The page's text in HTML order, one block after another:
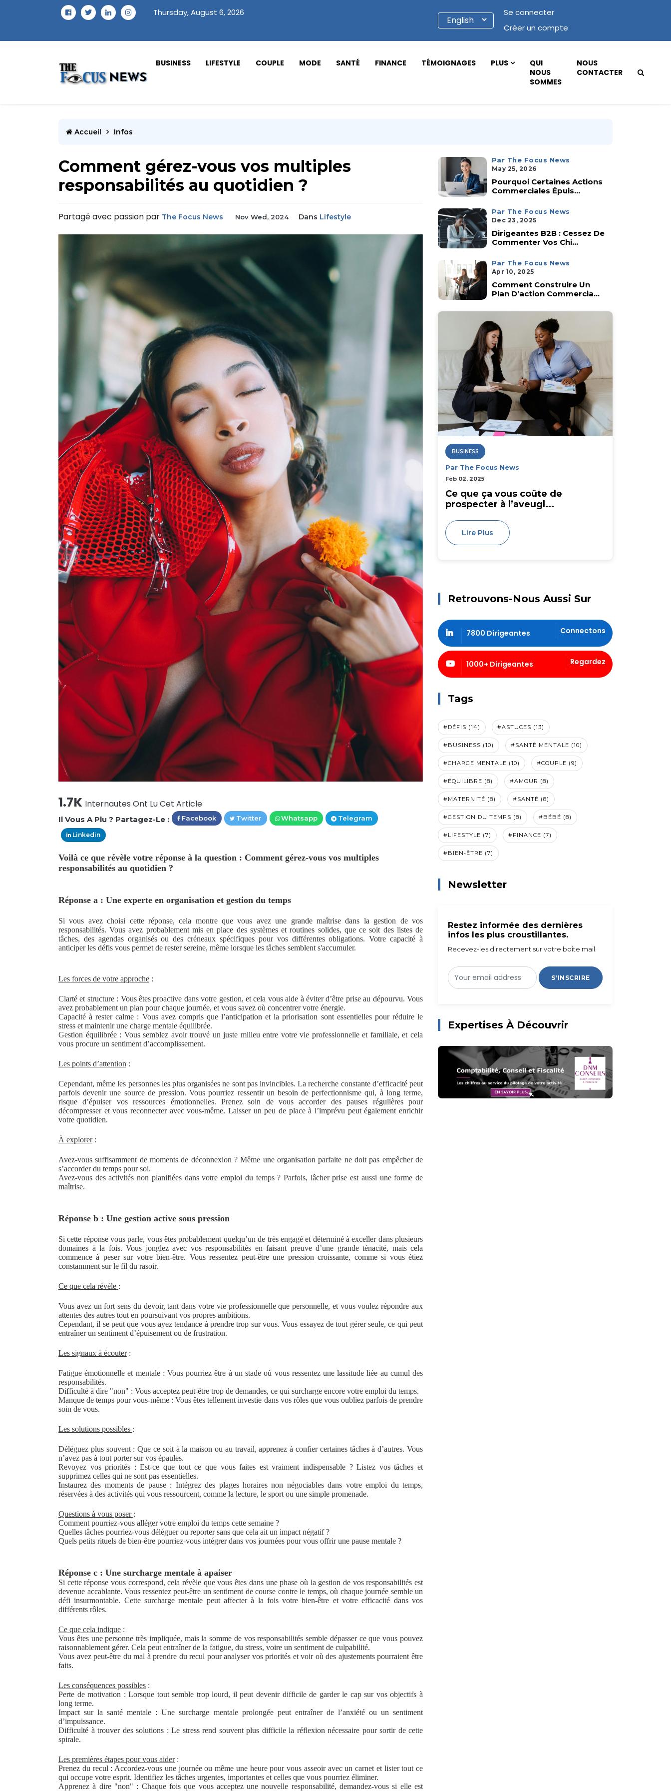
Thursday, August 6, 2026
Se connecter
Créer un compte
BUSINESS LIFESTYLE COUPLE MODE SANTÉ FINANCE TÉMOIGNAGES PLUS
QUI
NOUS
SOMMES
NOUS
CONTACTER
Accueil Infos
Comment gérez-vous vos multiples
responsabilités au quotidien ?
Partagé avec passion par The Focus News Nov Wed, 2024 Dans Lifestyle
1.7K Internautes Ont Lu Cet Article
Il Vous A Plu ? Partagez-Le : Facebook Twitter Whatsapp Telegram
Linkedin
Voilà ce que révèle votre réponse à la question : Comment gérez-vous vos multiples
responsabilités au quotidien ?
Réponse a : Une experte en organisation et gestion du temps
Si vous avez choisi cette réponse, cela montre que vous avez une grande maîtrise dans la gestion de vos
responsabilités. Vous avez probablement mis en place des systèmes et routines solides, que ce soit des listes de
tâches, des agendas organisés ou des créneaux spécifiques pour vos différentes obligations. Votre capacité à
anticiper les défis vous permet de rester sereine, même lorsque les tâches semblent s'accumuler.
Les forces de votre approche :
Clarté et structure : Vous êtes proactive dans votre gestion, et cela vous aide à éviter d’être prise au dépourvu. Vous
avez probablement un plan pour chaque journée, et vous savez où concentrer votre énergie.
Capacité à rester calme : Vous avez compris que l’anticipation et la priorisation sont essentielles pour réduire le
stress et maintenir une charge mentale équilibrée.
Gestion équilibrée : Vous semblez avoir trouvé un juste milieu entre votre vie professionnelle et familiale, et cela
vous procure un sentiment d’accomplissement.
Les points d’attention :
Cependant, même les personnes les plus organisées ne sont pas invincibles. La recherche constante d’efficacité peut
parfois devenir une source de pression. Vous pourriez ressentir un besoin de perfectionnisme qui, à long terme,
risque d’épuiser vos ressources émotionnelles. Prenez soin de vous accorder des pauses régulières pour
décompresser et vous reconnecter avec vous-même. Laisser un peu de place à l’imprévu peut également enrichir
votre quotidien.
À explorer:
Avez-vous suffisamment de moments de déconnexion ? Même une organisation parfaite ne doit pas empêcher de
s’accorder du temps pour soi.
Avez-vous des activités non planifiées dans votre emploi du temps ? Parfois, lâcher prise est aussi une forme de
maîtrise.
Réponse b : Une gestion active sous pression
Si cette réponse vous parle, vous êtes probablement quelqu’un de très engagé et déterminé à exceller dans plusieurs
domaines à la fois. Vous jonglez avec vos responsabilités en faisant preuve d’une grande ténacité, mais cela
commence à peser sur votre bien-être. Vous ressentez peut-être une pression croissante, comme si vous étiez
constamment sur le fil du rasoir.
Ce que cela révèle :
Vous avez un fort sens du devoir, tant dans votre vie professionnelle que personnelle, et vous voulez répondre aux
attentes des autres tout en poursuivant vos propres ambitions.
Cependant, il se peut que vous ayez tendance à prendre trop sur vous. Vous essayez de tout gérer seule, ce qui peut
entraîner un sentiment d’épuisement ou de frustration.
Les signaux à écouter:
Fatigue émotionnelle et mentale : Vous pourriez être à un stade où vous ressentez une lassitude liée au cumul des
responsabilités.
Difficulté à dire "non" : Vous acceptez peut-être trop de demandes, ce qui surcharge encore votre emploi du temps.
Manque de temps pour vous-même : Vous êtes tellement investie dans vos rôles que vous oubliez parfois de prendre
soin de vous.
Les solutions possibles :
Déléguez plus souvent : Que ce soit à la maison ou au travail, apprenez à confier certaines tâches à d’autres. Vous
n’avez pas à tout porter sur vos épaules.
Revoyez vos priorités : Est-ce que tout ce que vous faites est vraiment indispensable ? Listez vos tâches et
supprimez celles qui ne sont pas essentielles.
Instaurez des moments de pause : Intégrez des plages horaires non négociables dans votre emploi du temps,
réservées à des activités qui vous ressourcent, comme la lecture, le sport ou une simple promenade.
Questions à vous poser :
Comment pourriez-vous alléger votre emploi du temps cette semaine ?
Quelles tâches pourriez-vous déléguer ou reporter sans que cela ait un impact négatif ?
Quels petits rituels de bien-être pourriez-vous intégrer dans vos journées pour vous offrir une pause mentale ?
Réponse c : Une surcharge mentale à apaiser
Si cette réponse vous correspond, cela révèle que vous êtes dans une phase où la gestion de vos responsabilités est
devenue accablante. Vous ressentez peut-être un sentiment de course contre le temps, où chaque journée semble un
défi insurmontable. Cette surcharge mentale peut affecter à la fois votre bien-être et votre efficacité dans vos
différents rôles.
Ce que cela indique :
Vous êtes une personne très impliquée, mais la somme de vos responsabilités semble dépasser ce que vous pouvez
raisonnablement gérer. Cela peut entraîner de la fatigue, du stress, voire un sentiment de culpabilité.
Vous avez peut-être du mal à prendre du recul pour analyser vos priorités et voir où des ajustements pourraient être
faits.
Les conséquences possibles :
Perte de motivation : Lorsque tout semble trop lourd, il peut devenir difficile de garder le cap sur vos objectifs à
long terme.
Impact sur la santé mentale : Une surcharge mentale prolongée peut entraîner de l’anxiété ou un sentiment
d’impuissance.
Difficulté à trouver des solutions : Le stress rend souvent plus difficile la réflexion nécessaire pour sortir de cette
spirale.
Les premières étapes pour vous aider:
Prenez du recul : Accordez-vous une journée ou même une heure pour vous asseoir avec un carnet et lister tout ce
qui occupe votre esprit. Identifiez les tâches urgentes, importantes et celles que vous pourriez éliminer.
Apprenez à dire "non" : Chaque fois que vous acceptez une nouvelle responsabilité, demandez-vous si elle est
Par The Focus News
May 25, 2026
Pourquoi Certaines Actions
Commerciales Épuis...
Par The Focus News
Dec 23, 2025
Dirigeantes B2B : Cessez De
Commenter Vos Chi...
Par The Focus News
Apr 10, 2025
Comment Construire Un
Plan D’action Commercia...
BUSINESS
Par The Focus News
Feb 02, 2025
Ce que ça vous coûte de
prospecter à l’aveugl...
Lire Plus
Retrouvons-Nous Aussi Sur
7800 Dirigeantes Connectons
1000+ Dirigeantes Regardez
Tags
#DÉFIS (14) #ASTUCES (13)
#BUSINESS (10) #SANTÉ MENTALE (10)
#CHARGE MENTALE (10) #COUPLE (9)
#ÉQUILIBRE (8) #AMOUR (8)
#MATERNITÉ (8) #SANTÉ (8)
#GESTION DU TEMPS (8) #BÉBÉ (8)
#LIFESTYLE (7) #FINANCE (7)
#BIEN-ÊTRE (7)
Newsletter
Restez informée des dernières
infos les plus croustillantes.
Recevez-les directement sur votre boîte mail.
S'INSCRIRE
Expertises À Découvrir